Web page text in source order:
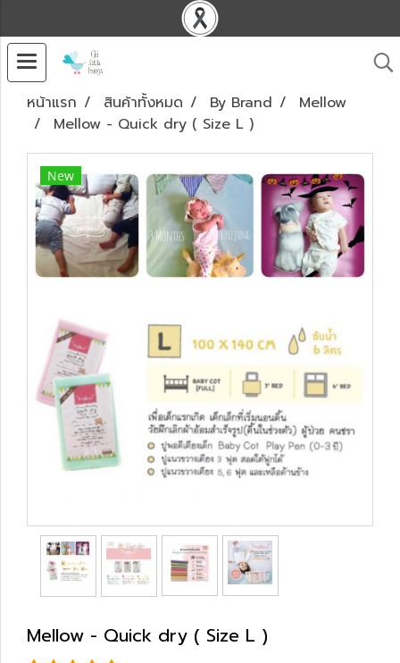
หน้าแรก สินค้าทั้งหมด By Brand
Mellow
Mellow - Quick dry ( Size L )
New
Mellow - Quick dry ( Size L )